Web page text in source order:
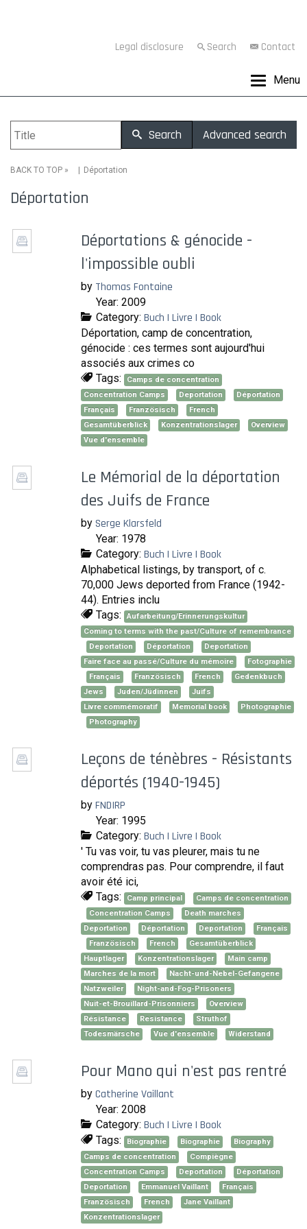
Legal disclosure Search Contact
Menu
Search Advanced search
BACK TO TOP » Déportation
Déportation
Déportations & génocide -
l'impossible oubli
by Thomas Fontaine
Year: 2009
Category: Buch | Livre | Book
Déportation, camp de concentration,
génocide : ces termes sont aujourd'hui
associés aux crimes co
Tags:
Camps de concentration
Concentration Camps
Deportation
Déportation
Français
Französisch
French
Gesamtüberblick
Konzentrationslager
Overview
Vue d'ensemble
Le Mémorial de la déportation
des Juifs de France
by Serge Klarsfeld
Year: 1978
Category: Buch | Livre | Book
Alphabetical listings, by transport, of c.
70,000 Jews deported from France (1942-
44). Entries inclu
Tags:
Aufarbeitung/Erinnerungskultur
Coming to terms with the past/Culture of remembrance
Deportation
Déportation
Deportation
Faire face au passé/Culture du mémoire
Fotographie
Français
Französisch French
Gedenkbuch
Jews
Juden/Jüdinnen
Juifs
Livre commémoratif
Memorial book
Photographie
Photography
Leçons de ténèbres - Résistants
déportés (1940-1945)
by FNDIRP
Year: 1995
Category: Buch | Livre | Book
' Tu vas voir, tu vas pleurer, mais tu ne
comprendras pas. Pour comprendre, il faut
avoir été ici,
Tags:
Camp principal
Camps de concentration
Concentration Camps
Death marches
Deportation
Déportation Deportation
Français
Französisch
French
Gesamtüberblick
Hauptlager
Konzentrationslager
Main camp
Marches de la mort
Nacht-und-Nebel-Gefangene
Natzweiler
Night-and-Fog-Prisoners
Nuit-et-Brouillard-Prisonniers
Overview
Résistance
Resistance
Struthof
Todesmärsche
Vue d'ensemble Widerstand
Pour Mano qui n'est pas rentré
by Catherine Vaillant
Year: 2008
Category: Buch | Livre | Book
Tags: Biographie Biographie
Biography
Camps de concentration
Compiègne
Concentration Camps
Deportation
Déportation
Deportation
Emmanuel Vaillant
Français
Französisch
French
Jane Vaillant
Konzentrationslager